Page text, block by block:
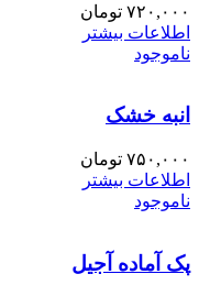
۷۲۰,۰۰۰ تومان
اطلاعات بیشتر
ناموجود
انبه خشک
۷۵۰,۰۰۰ تومان
اطلاعات بیشتر
ناموجود
پک آماده آجیل